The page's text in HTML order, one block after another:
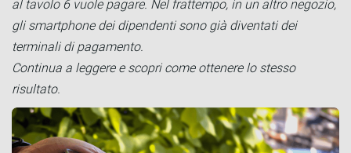
al tavolo 6 vuole pagare. Nel frattempo, in un altro negozio,
gli smartphone dei dipendenti sono già diventati dei
terminali di pagamento.
Continua a leggere e scopri come ottenere lo stesso
risultato.